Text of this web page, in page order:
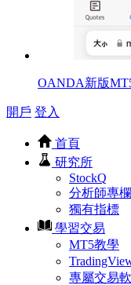
OANDA新版
開戶 登入
首頁
研究所
StockQ
分析師專欄
獨有指標
學習交易
MT5教學
專屬交易